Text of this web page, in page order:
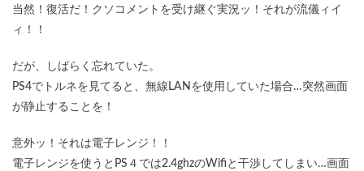
当然！復活だ！クソコメントを受け継ぐ実況ッ！それが流儀ィイ
ィ！！
だが、しばらく忘れていた。
PS4でトルネを見てると、無線LANを使用していた場合…突然画面
が静止することを！
意外ッ！それは電子レンジ！！
電子レンジを使うとPS４では2.4ghzのWifiと干渉してしまい…画面